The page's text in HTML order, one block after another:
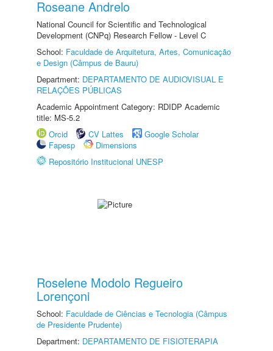
Roseane Andrelo
National Council for Scientific and Technological
Development (CNPq) Research Fellow - Level C
School: Faculdade de Arquitetura, Artes, Comunicação
e Design (Câmpus de Bauru)
Department: DEPARTAMENTO DE AUDIOVISUAL E
RELAÇÕES PÚBLICAS
Academic Appointment Category: RDIDP Academic
title: MS-5.2
Orcid
CV Lattes
Google Scholar
Fapesp
Dimensions
Repositório Institucional UNESP
Roselene Modolo Regueiro
Lorençoni
School: Faculdade de Ciências e Tecnologia (Câmpus
de Presidente Prudente)
Department: DEPARTAMENTO DE FISIOTERAPIA